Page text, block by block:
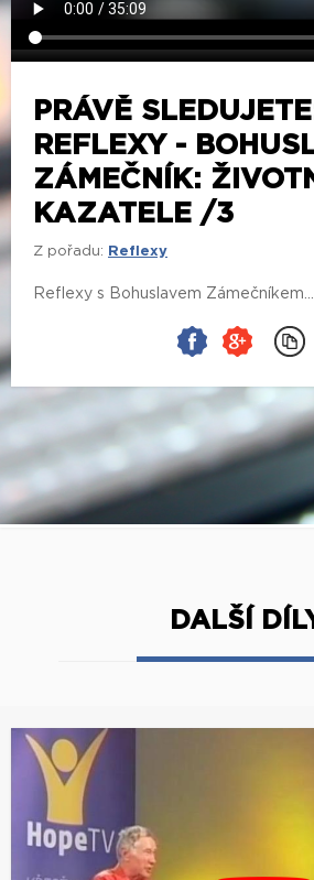
PRÁVĚ
REFLEXY -
ZÁMEČNÍK:
KAZATELE /3
Z pořadu: Reflexy
Reflexy s Bohuslavem Zámečníkem...
DALŠÍ